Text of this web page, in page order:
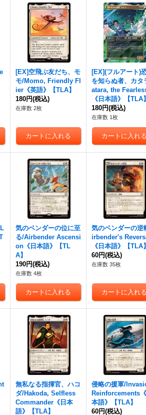
[EX]空飛ぶ友だち、モ
モ/Momo, Friendly Fl
ier《英語》【TLA】
180円(税込)
在庫数 2枚
[EX](フルアート)
を知らぬ者、カタ
atara, the
《日本語》【TLA】
180円(税込)
在庫数 1枚
気のベンダーの位に至
る/Airbender Ascensi
on《日本語》【TL
A】
190円(税込)
在庫数 4枚
気のベンダーの逆
irbender's
《日本語》【TLA】
60円(税込)
在庫数 35枚
無私なる指揮官、ハコ
ダ/Hakoda, Selfless
Commander《日本
語》【TLA】
侵略の援軍/
Reinforcements
本語》【TLA】
60円(税込)